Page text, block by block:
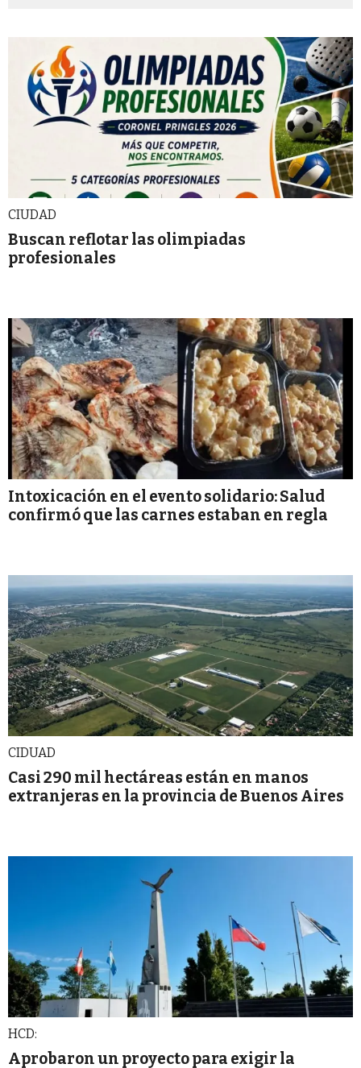
CIUDAD
Buscan reflotar las olimpiadas
profesionales
Intoxicación en el evento solidario: Salud
confirmó que las carnes estaban en regla
CIDUAD
Casi 290 mil hectáreas están en manos
extranjeras en la provincia de Buenos Aires
HCD:
Aprobaron un proyecto para exigir la